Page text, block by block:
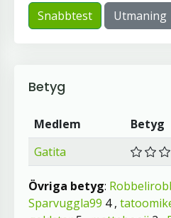
Snabbtest Utmaning
Betyg
Medlem
Betyg
Gatita
Övriga betyg:
Sparvuggla99 4 ,